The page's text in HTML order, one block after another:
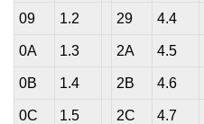
09 1.2 29 4.4
0A 1.3 2A 4.5
0B 1.4 2B 4.6
0C 1.5 2C 4.7